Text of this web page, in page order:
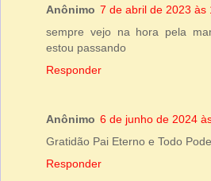
Anônimo 7 de abril de 2023 às
sempre vejo na hora pela
estou passando
Responder
Anônimo 6 de junho de 2024
Gratidão Pai Eterno e Todo
Responder